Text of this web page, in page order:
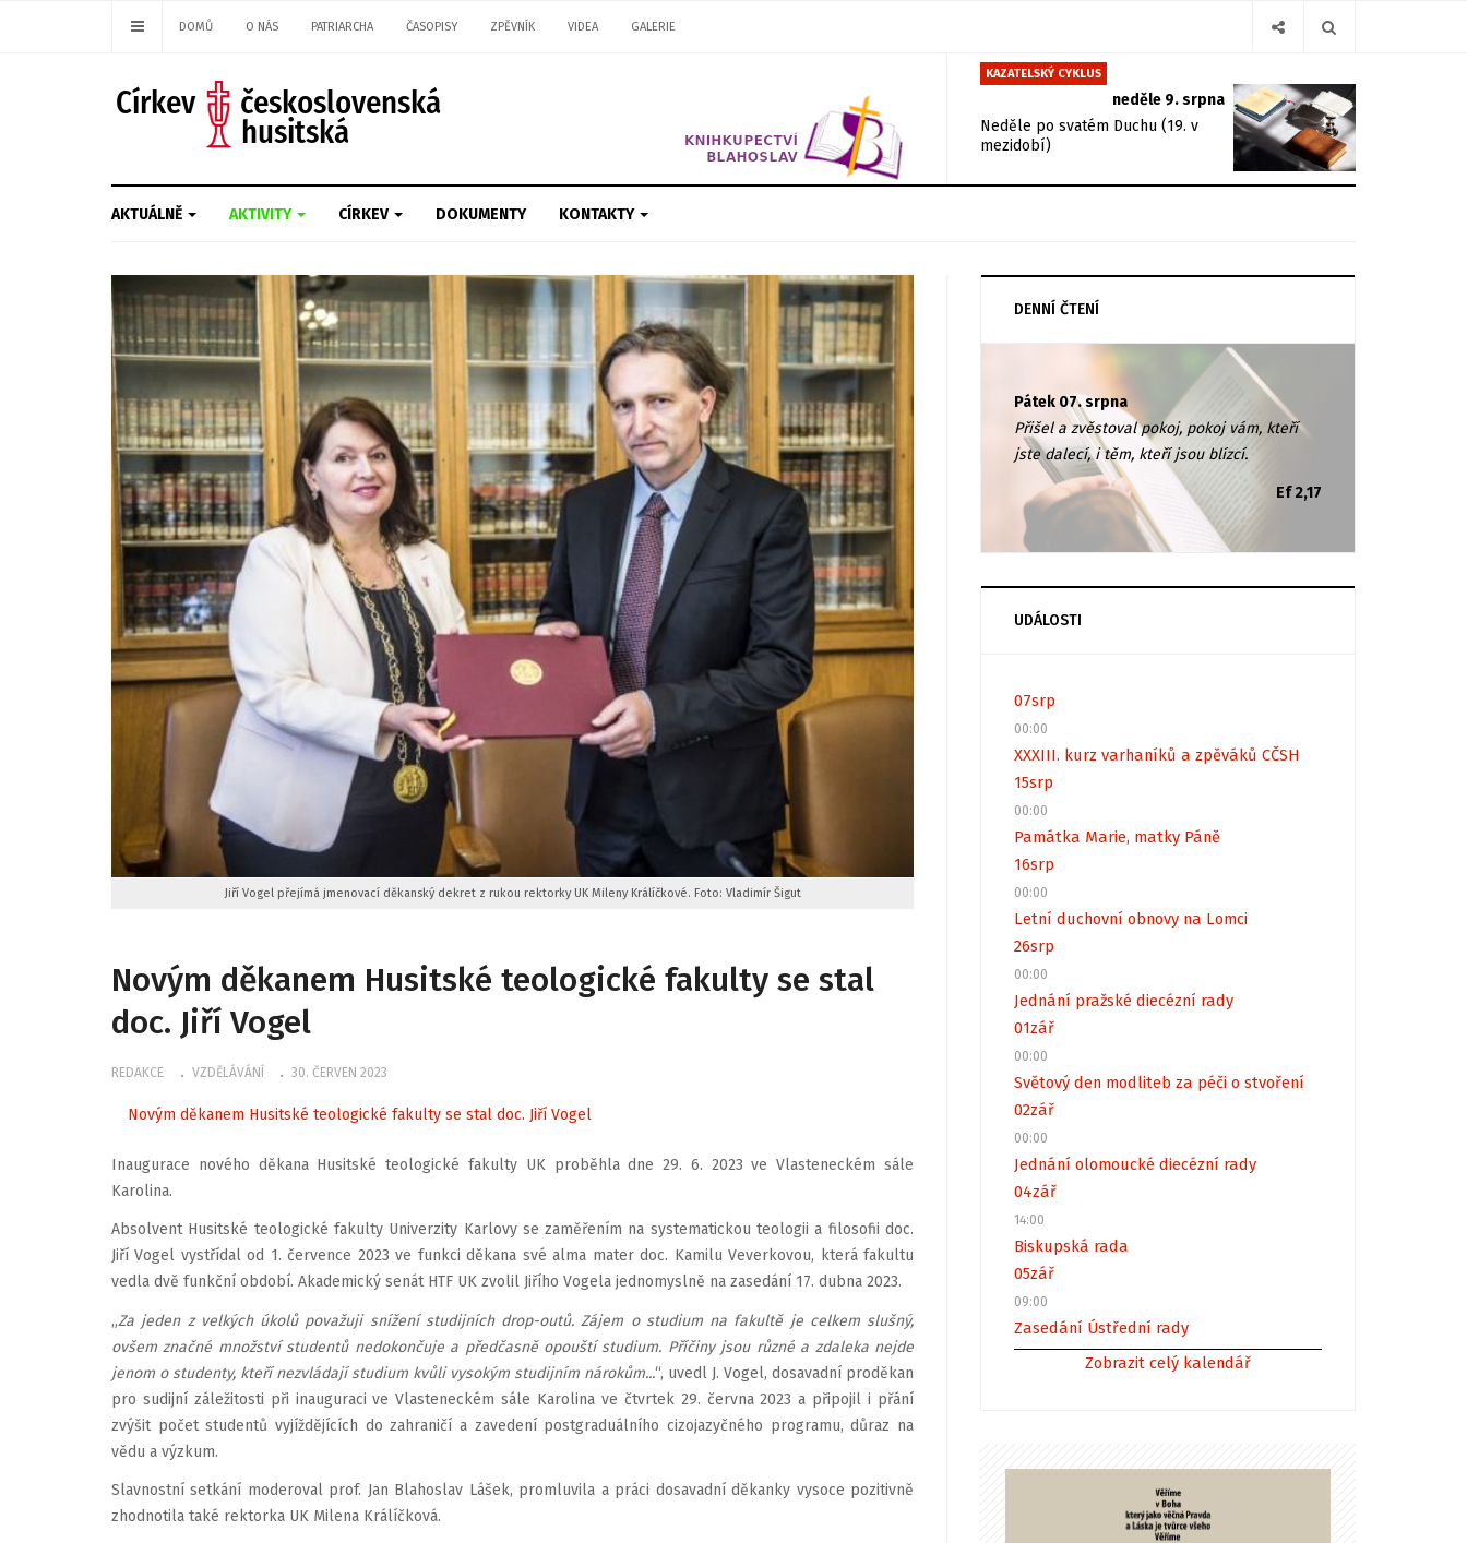
DOMŮ O NÁS PATRIARCHA ČASOPISY ZPĚVNÍK VIDEA GALERIE
KAZATELSKÝ CYKLUS
neděle 9. srpna
Neděle po svatém Duchu (19. v
mezidobí)
AKTUÁLNĚ AKTIVITY CÍRKEV DOKUMENTY KONTAKTY
Jiří Vogel přejímá jmenovací děkanský dekret z rukou rektorky UK Mileny Králíčkové. Foto: Vladimír Šigut
Novým děkanem Husitské teologické fakulty se stal
doc. Jiří Vogel
REDAKCE VZDĚLÁVÁNÍ 30. ČERVEN 2023
Novým děkanem Husitské teologické fakulty se stal doc. Jiří Vogel
Inaugurace nového děkana Husitské teologické fakulty UK proběhla dne 29. 6. 2023 ve Vlasteneckém sále
Karolina.
Absolvent Husitské teologické fakulty Univerzity Karlovy se zaměřením na systematickou teologii a filosofii doc.
Jiří Vogel vystřídal od 1. července 2023 ve funkci děkana své alma mater doc. Kamilu Veverkovou, která fakultu
vedla dvě funkční období. Akademický senát HTF UK zvolil Jiřího Vogela jednomyslně na zasedání 17. dubna 2023.
„Za jeden z velkých úkolů považuji snížení studijních drop-outů. Zájem o studium na fakultě je celkem slušný,
ovšem značné množství studentů nedokončuje a předčasně opouští studium. Příčiny jsou různé a zdaleka nejde
jenom o studenty, kteří nezvládají studium kvůli vysokým studijním nárokům...“, uvedl J. Vogel, dosavadní proděkan
pro sudijní záležitosti při inauguraci ve Vlasteneckém sále Karolina ve čtvrtek 29. června 2023 a připojil i přání
zvýšit počet studentů vyjíždějících do zahraničí a zavedení postgraduálního cizojazyčného programu, důraz na
vědu a výzkum.
Slavnostní setkání moderoval prof. Jan Blahoslav Lášek, promluvila a práci dosavadní děkanky vysoce pozitivně
zhodnotila také rektorka UK Milena Králíčková.
DENNÍ ČTENÍ
Pátek 07. srpna
Přišel a zvěstoval pokoj, pokoj vám, kteří
jste dalecí, i těm, kteří jsou blízcí.
Ef 2,17
UDÁLOSTI
07srp
00:00
XXXIII. kurz varhaníků a zpěváků CČSH
15srp
00:00
Památka Marie, matky Páně
16srp
00:00
Letní duchovní obnovy na Lomci
26srp
00:00
Jednání pražské diecézní rady
01zář
00:00
Světový den modliteb za péči o stvoření
02zář
00:00
Jednání olomoucké diecézní rady
04zář
14:00
Biskupská rada
05zář
09:00
Zasedání Ústřední rady
Zobrazit celý kalendář